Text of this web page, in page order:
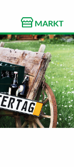
MARKT